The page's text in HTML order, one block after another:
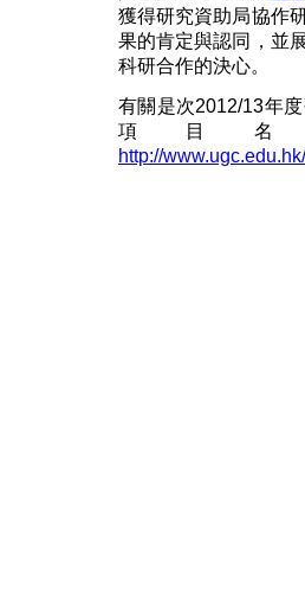
獲得研究資助局協作
果的肯定與認同，並
科研合作的決心。
有關是次2012/13年
項目
http://